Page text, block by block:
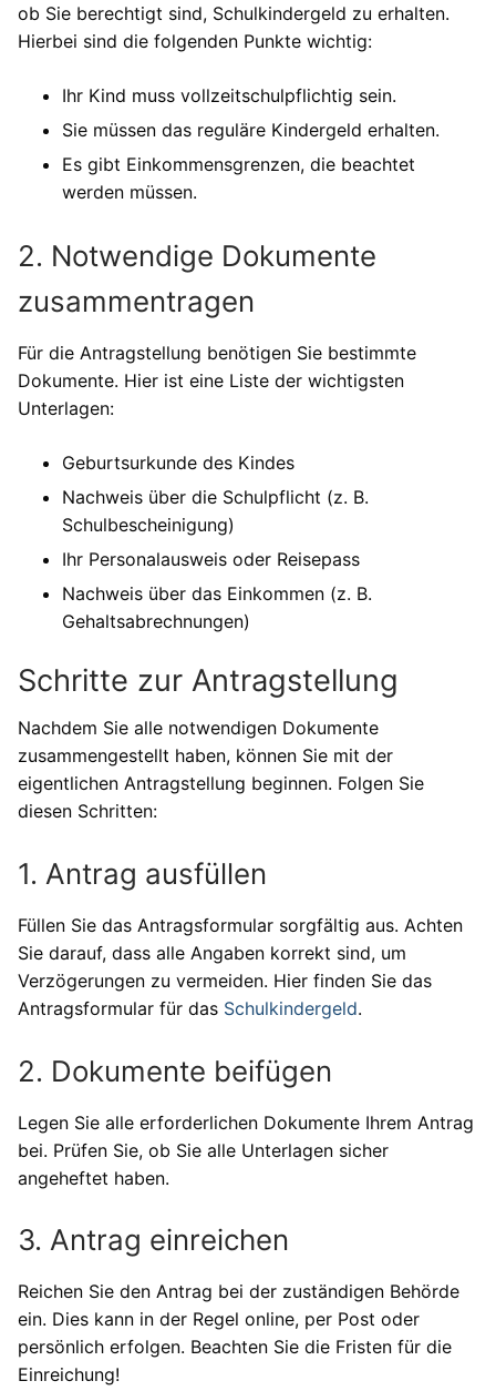
ob Sie berechtigt sind, Schulkindergeld zu erhalten.
Hierbei sind die folgenden Punkte wichtig:
Ihr Kind muss vollzeitschulpflichtig sein.
Sie müssen das reguläre Kindergeld erhalten.
Es gibt Einkommensgrenzen, die beachtet
werden müssen.
2. Notwendige Dokumente
zusammentragen
Für die Antragstellung benötigen Sie bestimmte
Dokumente. Hier ist eine Liste der wichtigsten
Unterlagen:
Geburtsurkunde des Kindes
Nachweis über die Schulpflicht (z. B.
Schulbescheinigung)
Ihr Personalausweis oder Reisepass
Nachweis über das Einkommen (z. B.
Gehaltsabrechnungen)
Schritte zur Antragstellung
Nachdem Sie alle notwendigen Dokumente
zusammengestellt haben, können Sie mit der
eigentlichen Antragstellung beginnen. Folgen Sie
diesen Schritten:
1. Antrag ausfüllen
Füllen Sie das Antragsformular sorgfältig aus. Achten
Sie darauf, dass alle Angaben korrekt sind, um
Verzögerungen zu vermeiden. Hier finden Sie das
Antragsformular für das Schulkindergeld.
2. Dokumente beifügen
Legen Sie alle erforderlichen Dokumente Ihrem Antrag
bei. Prüfen Sie, ob Sie alle Unterlagen sicher
angeheftet haben.
3. Antrag einreichen
Reichen Sie den Antrag bei der zuständigen Behörde
ein. Dies kann in der Regel online, per Post oder
persönlich erfolgen. Beachten Sie die Fristen für die
Einreichung!